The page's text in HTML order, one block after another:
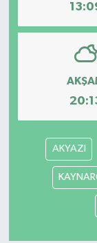
AKYAZI